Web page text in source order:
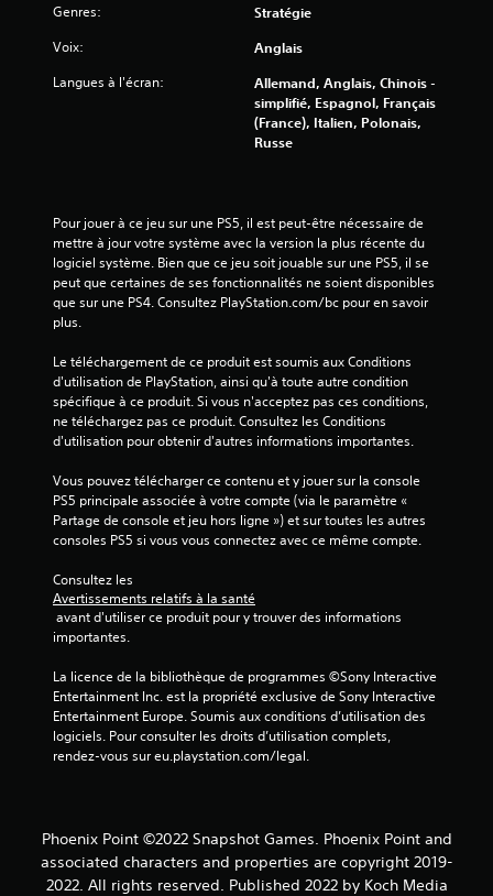
Genres: Stratégie
Voix: Anglais
Langues à l'écran:
Allemand, Anglais, Chinois -
simplifié, Espagnol, Français
(France), Italien, Polonais,
Russe
Pour jouer à ce jeu sur une PS5, il est peut-être nécessaire de
mettre à jour votre système avec la version la plus récente du
logiciel système. Bien que ce jeu soit jouable sur une PS5, il se
peut que certaines de ses fonctionnalités ne soient disponibles
que sur une PS4. Consultez PlayStation.com/bc pour en savoir
plus.
Le téléchargement de ce produit est soumis aux Conditions
d'utilisation de PlayStation, ainsi qu'à toute autre condition
spécifique à ce produit. Si vous n'acceptez pas ces conditions,
ne téléchargez pas ce produit. Consultez les Conditions
d'utilisation pour obtenir d'autres informations importantes.
Vous pouvez télécharger ce contenu et y jouer sur la console
PS5 principale associée à votre compte (via le paramètre «
Partage de console et jeu hors ligne ») et sur toutes les autres
consoles PS5 si vous vous connectez avec ce même compte.
Consultez les
Avertissements relatifs à la santé
importantes.
La licence de la bibliothèque de programmes ©Sony Interactive
Entertainment Inc. est la propriété exclusive de Sony Interactive
Entertainment Europe. Soumis aux conditions d’utilisation des
logiciels. Pour consulter les droits d’utilisation complets,
rendez-vous sur eu.playstation.com/legal.
Phoenix Point ©2022 Snapshot Games. Phoenix Point and
associated characters and properties are copyright 2019-
2022. All rights reserved. Published 2022 by Koch Media